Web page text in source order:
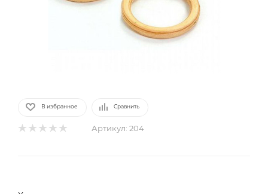
В избранное Сравнить
Артикул: 204